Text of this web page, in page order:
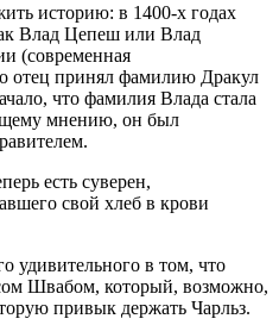
историю: в 1400-х годах
Влад Цепеш или Влад
(современная
отец принял фамилию Дракул
что фамилия Влада стала
мнению, он был
есть суверен,
свой хлеб в крови
удивительного в том, что
Швабом, который, возможно,
привык держать Чарльз.